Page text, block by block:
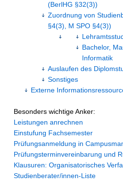
(BerlHG §32(3))
Zuordnung von
§4(3), M SPO §4(3))
Bachelor,
Informatik
Auslaufen des
Sonstiges
Externe
Besonders wichtige Anker:
Leistungen anrechnen
Einstufung Fachsemester
Prüfungsanmeldung in
Prüfungsterminvereinbarung und
Klausuren: Organisatorisches
Studienberater/innen-Liste